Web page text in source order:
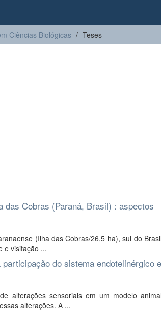
Ciências Biológicas Teses
das Cobras (Paraná, Brasil) : aspectos
(Ilha das Cobras/26,5 ha), sul do
e visitação ...
do sistema endotelinérgico
alterações sensoriais em um modelo
alterações. A ...